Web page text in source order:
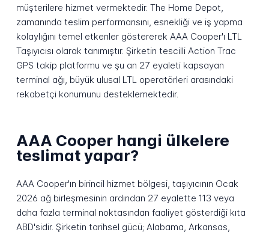
müşterilere hizmet vermektedir. The Home Depot,
zamanında teslim performansını, esnekliği ve iş yapma
kolaylığını temel etkenler göstererek AAA Cooper'ı LTL
Taşıyıcısı olarak tanımıştır. Şirketin tescilli Action Trac
GPS takip platformu ve şu an 27 eyaleti kapsayan
terminal ağı, büyük ulusal LTL operatörleri arasındaki
rekabetçi konumunu desteklemektedir.
AAA Cooper hangi ülkelere
teslimat yapar?
AAA Cooper'ın birincil hizmet bölgesi, taşıyıcının Ocak
2026 ağ birleşmesinin ardından 27 eyalette 113 veya
daha fazla terminal noktasından faaliyet gösterdiği kıta
ABD'sidir. Şirketin tarihsel gücü; Alabama, Arkansas,